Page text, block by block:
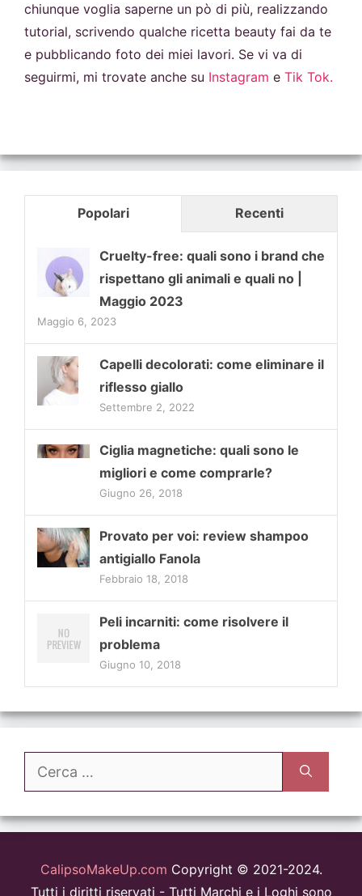
chiunque voglia saperne un pò di più, realizzando
tutorial, scrivendo qualche ricetta beauty fai da te
e pubblicando foto dei miei lavori. Se vi va di
seguirmi, mi trovate anche su Instagram e Tik Tok.
Popolari Recenti
Cruelty-free: quali sono i brand che
rispettano gli animali e quali no |
Maggio 2023
Maggio 6, 2023
Capelli decolorati: come eliminare il
riflesso giallo
Settembre 2, 2022
Ciglia magnetiche: quali sono le
migliori e come comprarle?
Giugno 26, 2018
Provato per voi: review shampoo
antigiallo Fanola
Febbraio 18, 2018
Peli incarniti: come risolvere il
problema
Giugno 10, 2018
Ricerca
CalipsoMakeUp.com Copyright © 2021-2024.
Tutti i diritti riservati - Tutti Marchi e i Loghi sono